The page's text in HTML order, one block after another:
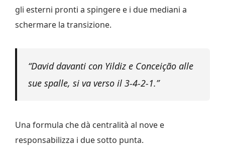
gli esterni pronti a spingere e i due mediani a
schermare la transizione.
“David davanti con Yildiz e Conceição alle
sue spalle, si va verso il 3-4-2-1.”
Una formula che dà centralità al nove e
responsabilizza i due sotto punta.